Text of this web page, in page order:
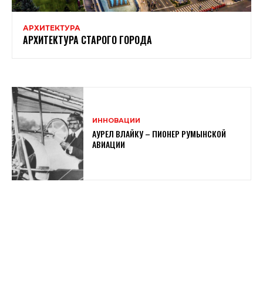
АРХИТЕКТУРА
АРХИТЕКТУРА CТАРОГО ГОРОДА
ИННОВАЦИИ
АУРЕЛ ВЛАЙКУ – ПИОНЕР РУМЫНСКОЙ
АВИАЦИИ